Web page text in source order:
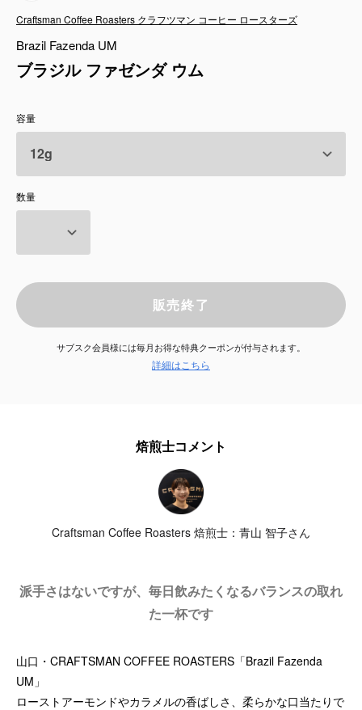
リキッド
特集
コーヒーのサブスク
サービス
店舗情報
Craftsman Coffee Roasters クラフツマン コーヒー ロースターズ
Brazil Fazenda UM
ブラジル ファゼンダ ウム
容量
数量
販売終了
サブスク会員様には毎月お得な特典クーポンが付与されます。
詳細はこちら
焙煎士コメント
Craftsman Coffee Roasters 焙煎士：青山 智子さん
派手さはないですが、毎日飲みたくなるバランスの取れ
た一杯です
山口・CRAFTSMAN COFFEE ROASTERS「Brazil Fazenda
UM」
ローストアーモンドやカラメルの香ばしさ、柔らかな口当たりで